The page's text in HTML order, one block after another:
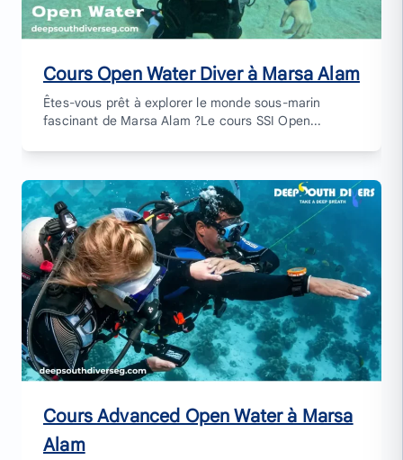
Cours Open Water Diver à Marsa Alam
Êtes-vous prêt à explorer le monde sous-marin
fascinant de Marsa Alam ?Le cours SSI Open...
Cours Advanced Open Water à Marsa
Alam